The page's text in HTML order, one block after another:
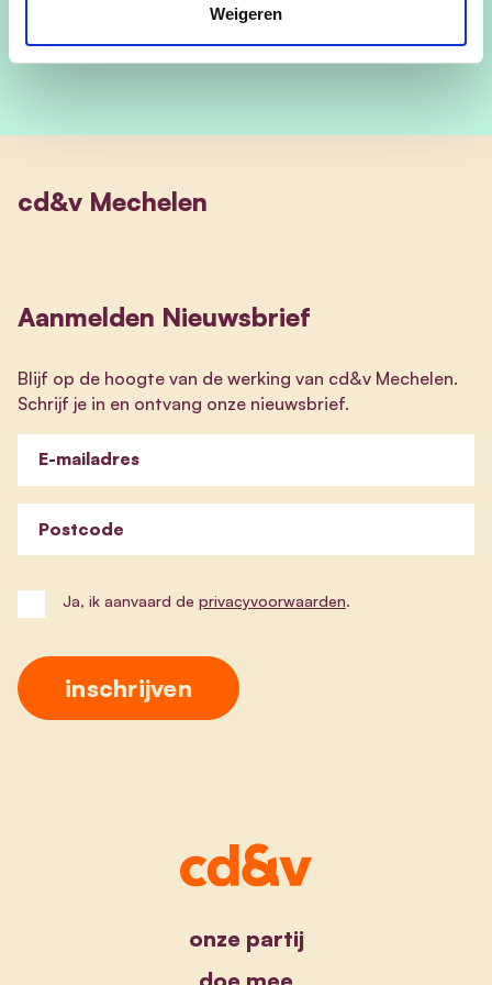
Weigeren
cd&v Mechelen
Aanmelden Nieuwsbrief
Blijf op de hoogte van de werking van cd&v Mechelen.
Schrijf je in en ontvang onze nieuwsbrief.
E-mailadres
Postcode
Ja, ik aanvaard de privacyvoorwaarden.
onze partij